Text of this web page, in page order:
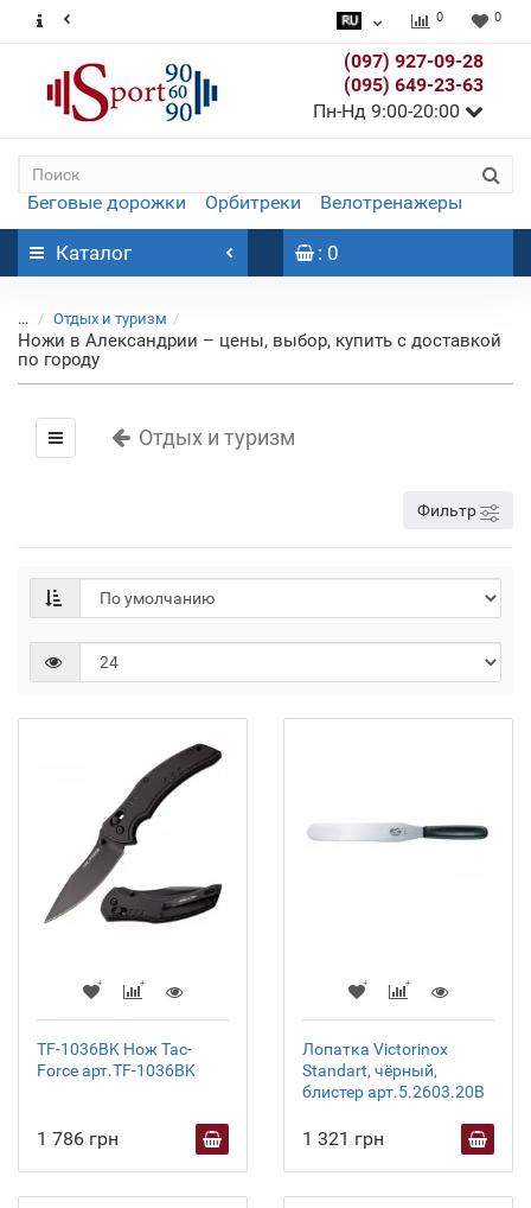
0 0
(097) 927-09-28
(095) 649-23-63
Пн-Нд 9:00-20:00
Беговые дорожки Орбитреки Велотренажеры
Каталог : 0
... Отдых и туризм
Ножи в Александрии – цены, выбор, купить с доставкой
по городу
Отдых и туризм
Фильтр
TF-1036BK Нож Tac-
Force арт.TF-1036BK
1 786 грн
Лопатка Victorinox
Standart, чёрный,
блистер арт.5.2603.20B
1 321 грн